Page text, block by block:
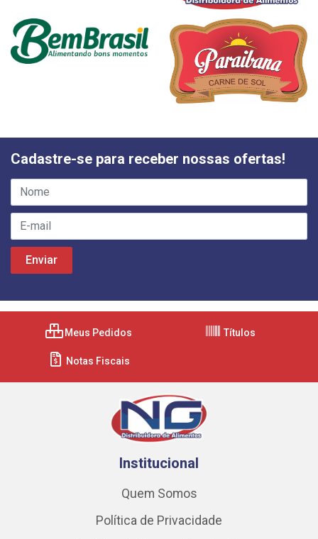
Cadastre-se para receber nossas ofertas!
Meus Pedidos Títulos
Notas Fiscais
Institucional
Quem Somos
Política de Privacidade